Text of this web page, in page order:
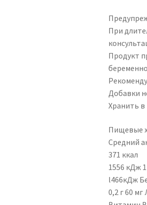
При
Продукт
Добавки
Хранить в
Пищевые
Средний
371 ккал
1556 кДж
l466кДж
0,2 г 60